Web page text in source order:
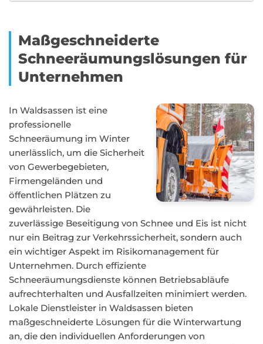
Maßgeschneiderte
Schneeräumungslösungen für
Unternehmen
In Waldsassen ist eine
professionelle
Schneeräumung im Winter
unerlässlich, um die Sicherheit
von Gewerbegebieten,
Firmengeländen und
öffentlichen Plätzen zu
gewährleisten. Die
zuverlässige Beseitigung von Schnee und Eis ist nicht
nur ein Beitrag zur Verkehrssicherheit, sondern auch
ein wichtiger Aspekt im Risikomanagement für
Unternehmen. Durch effiziente
Schneeräumungsdienste können Betriebsabläufe
aufrechterhalten und Ausfallzeiten minimiert werden.
Lokale Dienstleister in Waldsassen bieten
maßgeschneiderte Lösungen für die Winterwartung
an, die den individuellen Anforderungen von